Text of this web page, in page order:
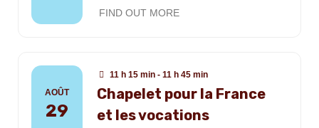
FIND OUT MORE
AOÛT
29
11 h 15 min - 11 h 45 min
Chapelet pour la France
et les vocations